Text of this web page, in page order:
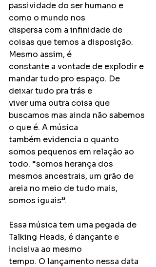
passividade do ser humano e
como o mundo nos
dispersa com a infinidade de
coisas que temos a disposição.
Mesmo assim, é
constante a vontade de explodir e
mandar tudo pro espaço. De
deixar tudo pra trás e
viver uma outra coisa que
buscamos mas ainda não sabemos
o que é. A música
também evidencia o quanto
somos pequenos em relação ao
todo. “somos herança dos
mesmos ancestrais, um grão de
areia no meio de tudo mais,
somos iguais”.
Essa música tem uma pegada de
Talking Heads, é dançante e
incisiva ao mesmo
tempo. O lançamento nessa data